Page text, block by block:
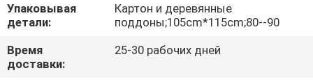
СВЯЖИТЕСЬ
МЫ
Упаковывая
детали:
Картон и деревянные
поддоны;105cm*115cm;80--90
Время
доставки:
25-30 рабочих дней